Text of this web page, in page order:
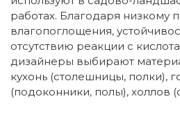
работах. Благодаря низкому
влагопоглощения,
отсутствию реакции с
дизайнеры выбирают
кухонь (столешницы, полки),
(подоконники, полы), холлов